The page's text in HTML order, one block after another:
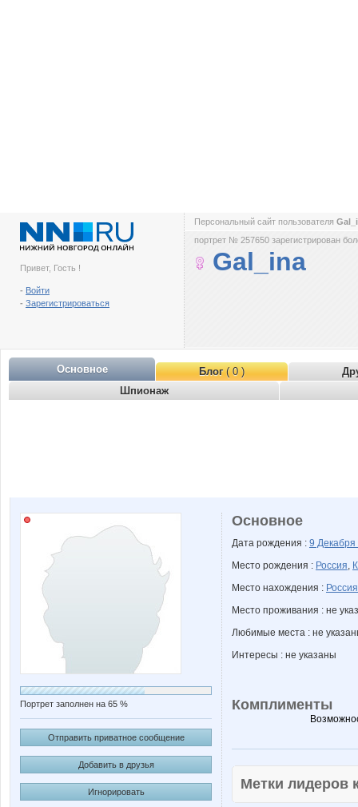
Привет, Гость !
- Войти
- Зарегистрироваться
Персональный сайт пользователя
портрет № 257650 зарегистрирован
Gal_ina
Основное Блог( 0 )
Шпионаж
Портрет заполнен на 65 %
Отправить приватное сообщение
Добавить в друзья
Игнорировать
Основное
Дата рождения : 9 Декабря
Место рождения : Россия,
Место нахождения : Россия
Место проживания : не
Любимые места : не
Интересы : не указаны
Комплименты
Метки